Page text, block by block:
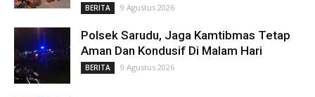
BERITA 9 Agustus 2026
Polsek Sarudu, Jaga Kamtibmas Tetap
Aman Dan Kondusif Di Malam Hari
BERITA 9 Agustus 2026